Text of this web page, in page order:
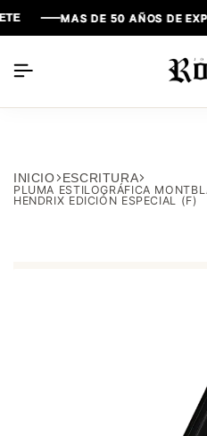
MAS DE 50 AÑOS DE
MAS DE 50 AÑOS DE
MAS DE 50 AÑOS DE
INICIO ESCRITURA
PLUMA ESTILOGRÁFICA
HENDRIX EDICIÓN ESPECIAL (F)